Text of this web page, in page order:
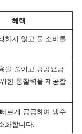
혜택
하지 않고 물 소비를
을 줄이고 공공요금
한 통찰력을 제공합
르게 공급하여 냉수
화합니다.